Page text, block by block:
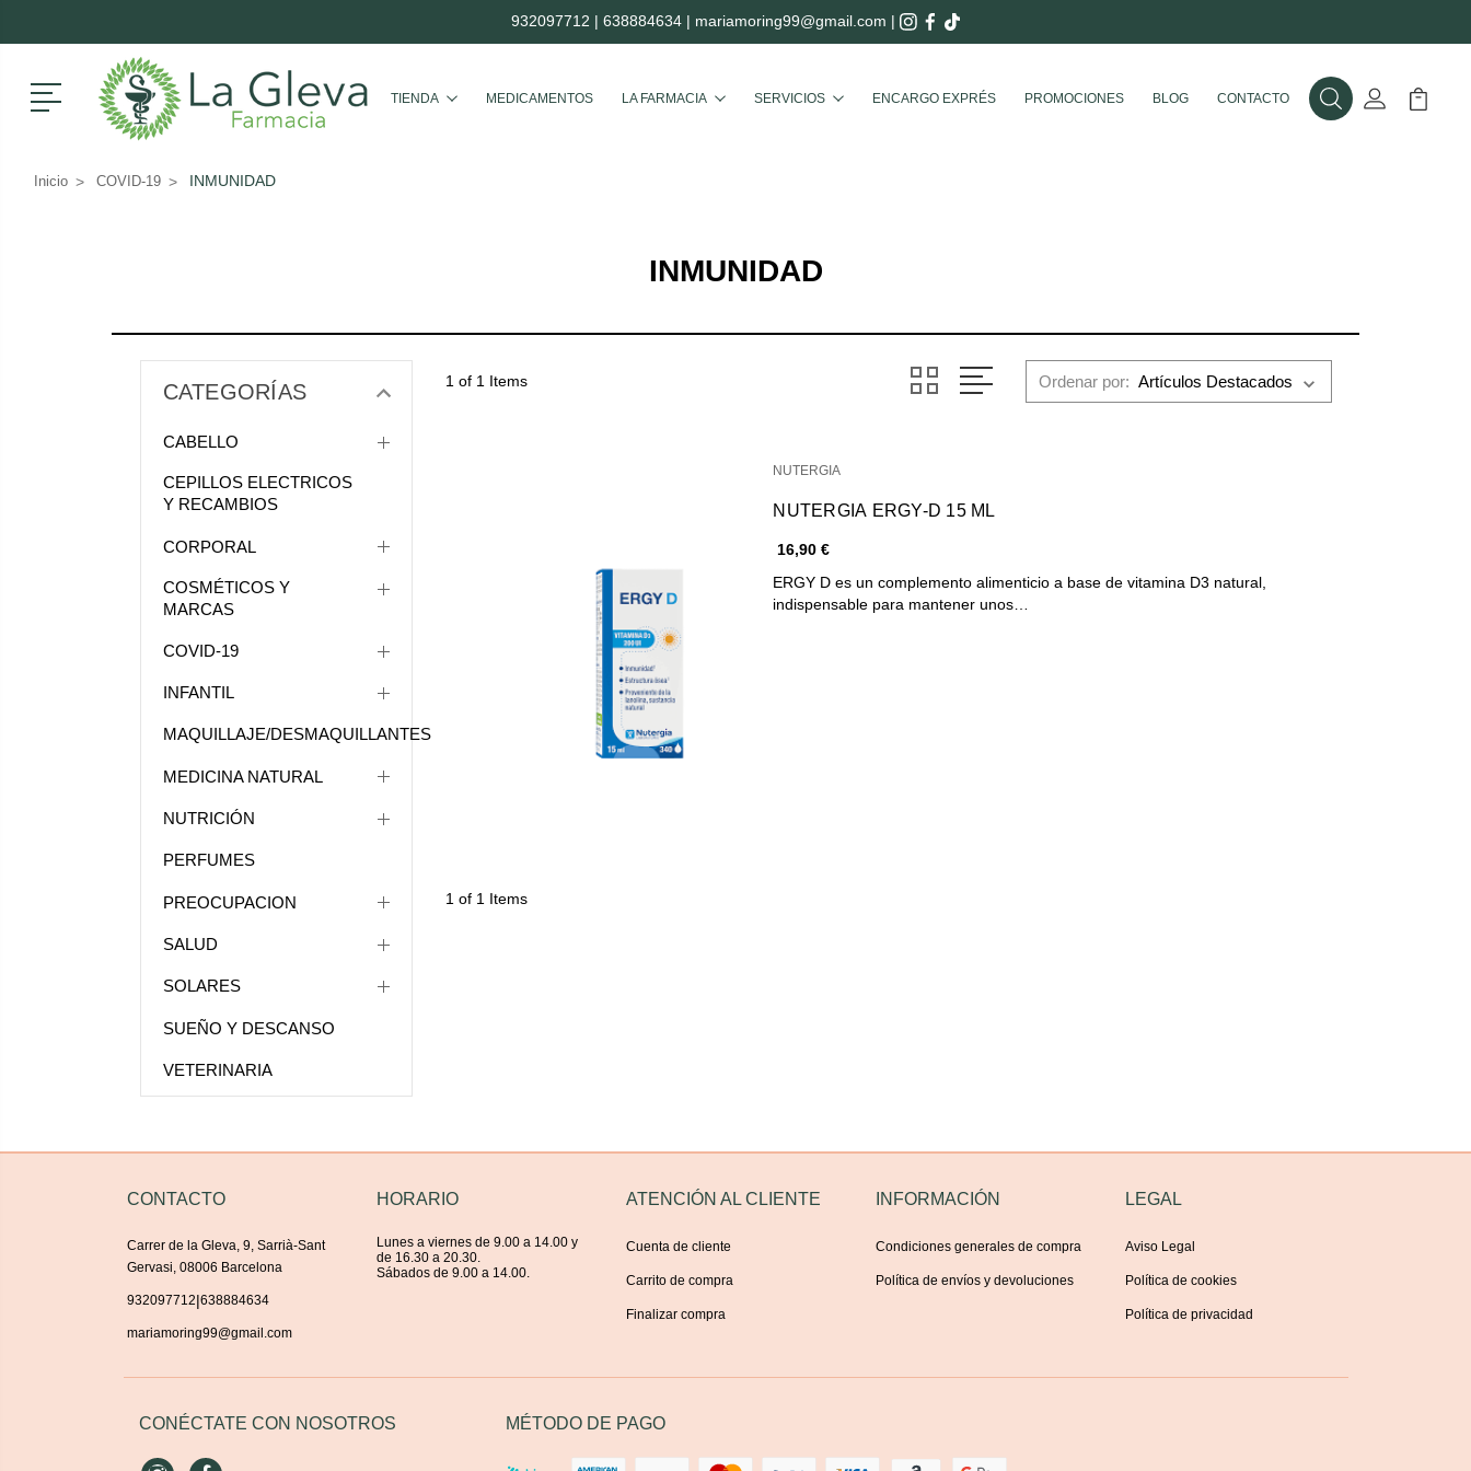
932097712 | 638884634| mariamoring99@gmail.com |
Menú TIENDA MEDICAMENTOS LA FARMACIA SERVICIOS ENCARGO EXPRÉS PROMOCIONES BLOG CONTACTO BuscarMi Cuenta
Mi
Inicio COVID-19 INMUNIDAD
INMUNIDAD
CATEGORÍAS
CABELLO
CEPILLOS ELECTRICOS
Y RECAMBIOS
CORPORAL
COSMÉTICOS Y
MARCAS
COVID-19
INFANTIL
MAQUILLAJE/DESMAQUILLANTES
MEDICINA NATURAL
NUTRICIÓN
PERFUMES
PREOCUPACION
SALUD
SOLARES
SUEÑO Y DESCANSO
VETERINARIA
1 of 1 Items Ordenar por:
NUTERGIA
NUTERGIA ERGY-D 15 ML
16,90 €
ERGY D es un complemento alimenticio a base de vitamina D3 natural,
indispensable para mantener unos…
1 of 1 Items
CONTACTO
Carrer de la Gleva, 9, Sarrià-Sant
Gervasi, 08006 Barcelona
932097712|638884634
mariamoring99@gmail.com
HORARIO
Lunes a viernes de 9.00 a 14.00 y
de 16.30 a 20.30.
Sábados de 9.00 a 14.00.
ATENCIÓN AL CLIENTE
Cuenta de cliente
Carrito de compra
Finalizar compra
INFORMACIÓN
Condiciones generales de compra
Política de envíos y devoluciones
LEGAL
Aviso Legal
Política de cookies
Política de privacidad
CONÉCTATE CON NOSOTROS MÉTODO DE PAGO